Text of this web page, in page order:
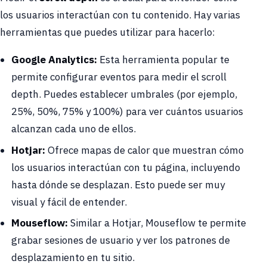
los usuarios interactúan con tu contenido. Hay varias
herramientas que puedes utilizar para hacerlo:
Google Analytics: Esta herramienta popular te
permite configurar eventos para medir el scroll
depth. Puedes establecer umbrales (por ejemplo,
25%, 50%, 75% y 100%) para ver cuántos usuarios
alcanzan cada uno de ellos.
Hotjar: Ofrece mapas de calor que muestran cómo
los usuarios interactúan con tu página, incluyendo
hasta dónde se desplazan. Esto puede ser muy
visual y fácil de entender.
Mouseflow: Similar a Hotjar, Mouseflow te permite
grabar sesiones de usuario y ver los patrones de
desplazamiento en tu sitio.